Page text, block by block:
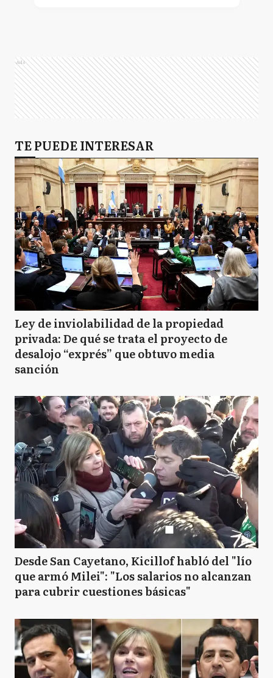
Ads
TE PUEDE INTERESAR
Ley de inviolabilidad de la propiedad
privada: De qué se trata el proyecto de
desalojo “exprés” que obtuvo media
sanción
Desde San Cayetano, Kicillof habló del "lío
que armó Milei": "Los salarios no alcanzan
para cubrir cuestiones básicas"